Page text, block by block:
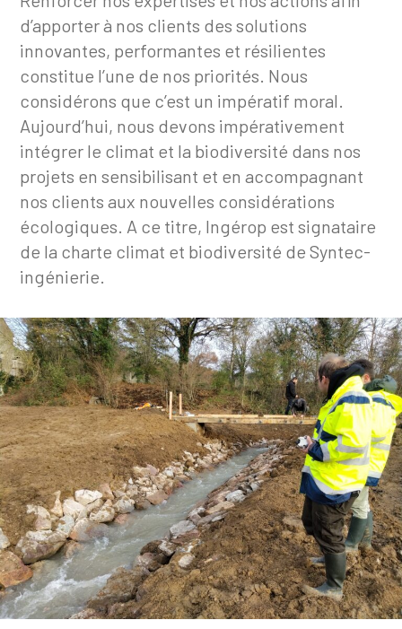
d’apporter à nos clients des solutions
innovantes, performantes et résilientes
constitue l’une de nos priorités. Nous
considérons que c’est un impératif moral.
Aujourd’hui, nous devons impérativement
intégrer le climat et la biodiversité dans nos
projets en sensibilisant et en accompagnant
nos clients aux nouvelles considérations
écologiques. A ce titre, Ingérop est signataire
de la charte climat et biodiversité de Syntec-
ingénierie.